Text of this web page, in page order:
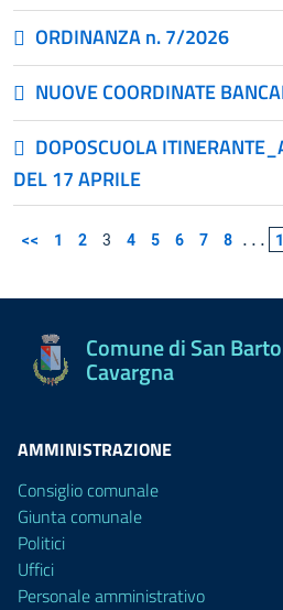
ORDINANZA n. 7/2026
NUOVE COORDINATE
DOPOSCUOLA
DEL 17 APRILE
<< 1 2 3 4 5 6 7 8 ...
Comune di San
Cavargna
AMMINISTRAZIONE
Consiglio comunale
Giunta comunale
Politici
Uffici
Personale amministrativo